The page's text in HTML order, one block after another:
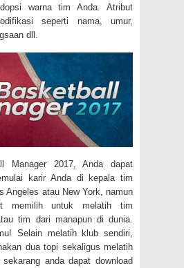
warna tim Anda. Atribut
seperti nama, umur,
dll.
Manager 2017, Anda dapat
karir Anda di kepala tim
Angeles atau New York, namun
memilih untuk melatih tim
tim dari manapun di dunia.
Selain melatih klub sendiri,
dua topi sekaligus melatih
anda dapat download